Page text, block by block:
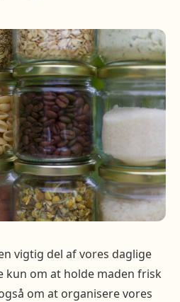
vigtig del af vores daglige
kun om at holde maden frisk
om at organisere vores